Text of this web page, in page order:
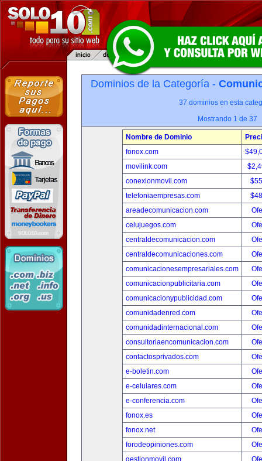
Dominios de la Categoría -
37 dominios en esta
Mostrando 1 de 37
Nombre de Dominio
fonox.com
movilink.com
conexionmovil.com
telefoniaempresas.com
areadecomunicacion.com
celujuegos.com
centraldecomunicacion.com
centraldecomunicaciones.com
comunicacionesempresariales.com
comunicacionpublicitaria.com
comunicacionypublicidad.com
comunidadenred.com
comunidadinternacional.com
consultoriaencomunicacion.com
contactosprivados.com
e-boletin.com
e-celulares.com
e-conferencia.com
fonox.es
fonox.net
forodeopiniones.com
gestionmovil.com